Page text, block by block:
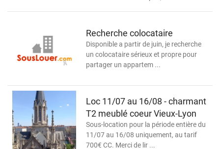
Recherche colocataire
Disponible a partir de juin, je recherche
un colocataire sérieux et propre pour
partager un appartem ...
Loc 11/07 au 16/08 - charmant
T2 meublé coeur Vieux-Lyon
Sous-location pour la période entière du
11/07 au 16/08 uniquement, au tarif
700€ CC. Merci de lir ...